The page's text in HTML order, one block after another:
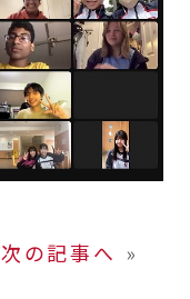
次の記事へ »